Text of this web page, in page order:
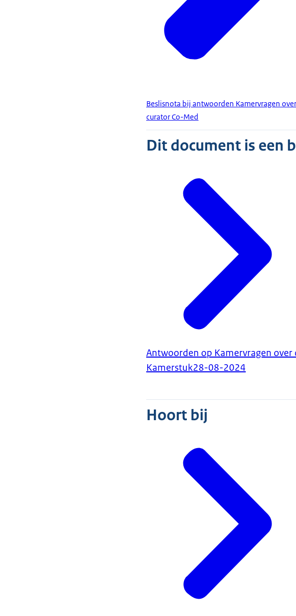
Beslisnota bij antwoorden Kamervragen
curator Co-Med
Dit document is een
Antwoorden op Kamervragen
Kamerstuk28-08-2024
Hoort bij